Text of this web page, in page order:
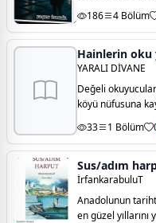
herhangi bir
amacıyla
186 4 Bölüm
Hainlerin oku
YARALI DİVANE
Değeli
köyü nüfusuna
sahibi kültür ve
hayatımda
33 1 Bölüm
Sus/adım
İrfankarabuluT
Anadolunun
en güzel yıllarını